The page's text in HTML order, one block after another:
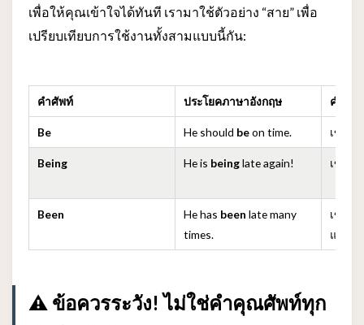
เพื่อให้คุณเข้าใจได้ทันที เรามาใช้ตัวอย่าง “สาย” เพื่อ
เปรียบเทียบการใช้งานทั้งสามแบบนี้กัน:
คำศัพท์ ประโยคภาษาอังกฤษ คำอธิ
Be He should beon time. เขา “
Being He is beinglate again! เขา “
Been He has been late many
times.
เขา “
แล้ว
⚠ ข้อควรระวัง! ไม่ใช่คำคุณศัพท์ทุก